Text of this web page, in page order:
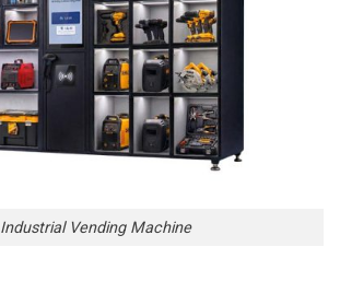
Industrial Vending Machine